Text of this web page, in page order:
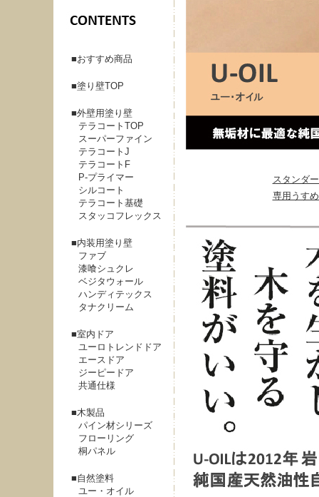
スタンダ
専用うす
おすすめ商品
塗り壁TOP
外壁用塗り壁
テラコートTOP
スーパーファイン
テラコートJ
テラコートF
P-プライマー
シルコート
テラコート基礎
スタッコフレックス
内装用塗り壁
ファブ
漆喰シュクレ
ベジタウォール
ハンディテックス
タナクリーム
室内ドア
ユーロトレンドドア
エースドア
ジーピードア
共通仕様
木製品
パイン材シリーズ
フローリング
桐パネル
自然塗料
ユー・オイル